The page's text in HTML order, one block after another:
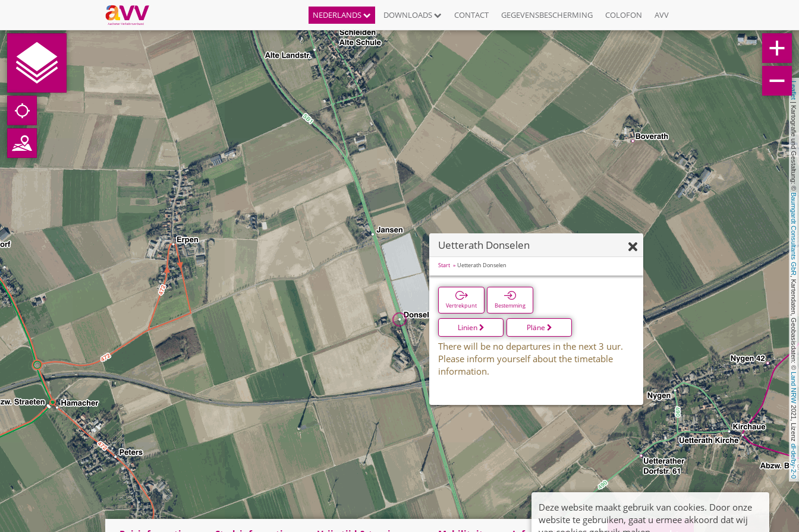
NEDERLANDS DOWNLOADS CONTACT GEGEVENSBESCHERMING COLOFON AVV
Leaflet
| Kartografie und Gestaltung: ©
Baumgardt Consultants GbR
, Kartendaten, Geobasisdaten: ©
Land NRW
2021, Lizenz
dl-de/by-2-0
Uetterath Donselen
Start Uetterath Donselen
Vertrekpunt Bestemming
Linien Pläne
There will be no departures in the next 3 uur.
Please inform yourself about the timetable
information.
Deze website maakt gebruik van cookies. Door onze
website te gebruiken, gaat u ermee akkoord dat wij